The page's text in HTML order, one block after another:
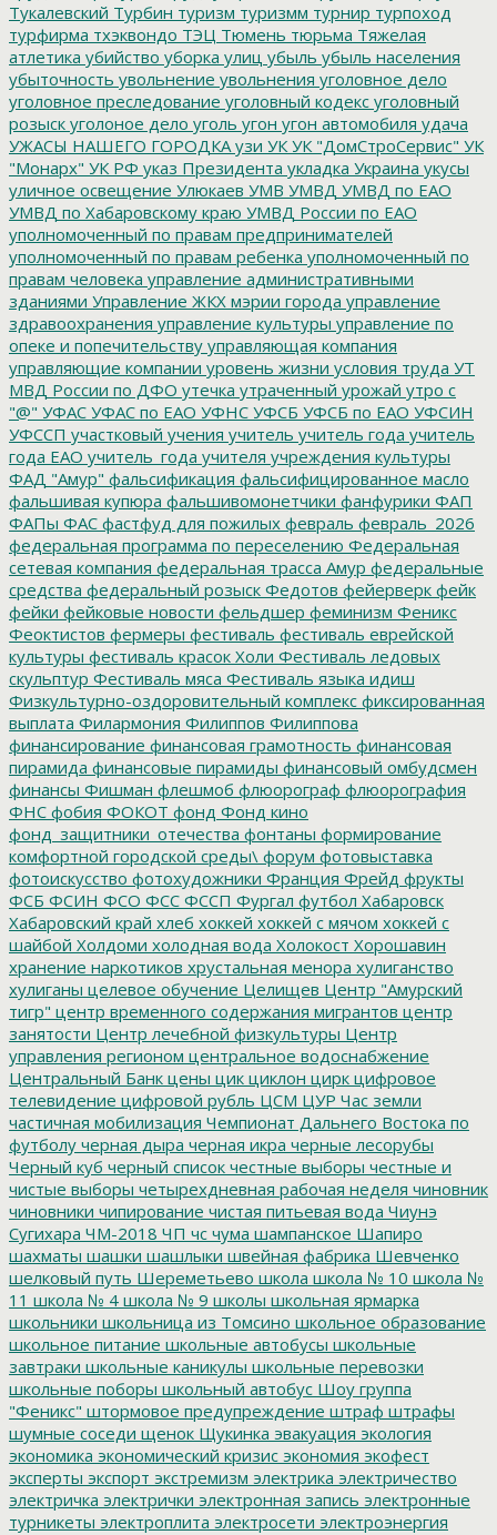
Тукалевский Турбин туризм туризмм турнир турпоход
турфирма тхэквондо ТЭЦ Тюмень тюрьма Тяжелая
атлетика убийство уборка улиц убыль убыль населения
убыточность увольнение увольнения уголовное дело
уголовное преследование уголовный кодекс уголовный
розыск уголоное дело уголь угон угон автомобиля удача
УЖАСЫ НАШЕГО ГОРОДКА узи УК УК "ДомСтроСервис" УК
"Монарх" УК РФ указ Президента укладка Украина укусы
уличное освещение Улюкаев УМВ УМВД УМВД по ЕАО
УМВД по Хабаровскому краю УМВД России по ЕАО
уполномоченный по правам предпринимателей
уполномоченный по правам ребенка уполномоченный по
правам человека управление административными
зданиями Управление ЖКХ мэрии города управление
здравоохранения управление культуры управление по
опеке и попечительству управляющая компания
управляющие компании уровень жизни условия труда УТ
МВД России по ДФО утечка утраченный урожай утро с
"@" УФАС УФАС по ЕАО УФНС УФСБ УФСБ по ЕАО УФСИН
УФССП участковый учения учитель учитель года учитель
года ЕАО учитель_года учителя учреждения культуры
ФАД "Амур" фальсификация фальсифицированное масло
фальшивая купюра фальшивомонетчики фанфурики ФАП
ФАПы ФАС фастфуд для пожилых февраль февраль_2026
федеральная программа по переселению Федеральная
сетевая компания федеральная трасса Амур федеральные
средства федеральный розыск Федотов фейерверк фейк
фейки фейковые новости фельдшер феминизм Феникс
Феоктистов фермеры фестиваль фестиваль еврейской
культуры фестиваль красок Холи Фестиваль ледовых
скульптур Фестиваль мяса Фестиваль языка идиш
Физкультурно-оздоровительный комплекс фиксированная
выплата Филармония Филиппов Филиппова
финансирование финансовая грамотность финансовая
пирамида финансовые пирамиды финансовый омбудсмен
финансы Фишман флешмоб флюорограф флюорография
ФНС фобия ФОКОТ фонд Фонд кино
фонд_защитники_отечества фонтаны формирование
комфортной городской среды\ форум фотовыставка
фотоискусство фотохудожники Франция Фрейд фрукты
ФСБ ФСИН ФСО ФСС ФССП Фургал футбол Хабаровск
Хабаровский край хлеб хоккей хоккей с мячом хоккей с
шайбой Холдоми холодная вода Холокост Хорошавин
хранение наркотиков хрустальная менора хулиганство
хулиганы целевое обучение Целищев Центр "Амурский
тигр" центр временного содержания мигрантов центр
занятости Центр лечебной физкультуры Центр
управления регионом центральное водоснабжение
Центральный Банк цены цик циклон цирк цифровое
телевидение цифровой рубль ЦСМ ЦУР Час земли
частичная мобилизация Чемпионат Дальнего Востока по
футболу черная дыра черная икра черные лесорубы
Черный куб черный список честные выборы честные и
чистые выборы четырехдневная рабочая неделя чиновник
чиновники чипирование чистая питьевая вода Чиунэ
Сугихара ЧМ-2018 ЧП чс чума шампанское Шапиро
шахматы шашки шашлыки швейная фабрика Шевченко
шелковый путь Шереметьево школа школа № 10 школа №
11 школа № 4 школа № 9 школы школьная ярмарка
школьники школьница из Томсино школьное образование
школьное питание школьные автобусы школьные
завтраки школьные каникулы школьные перевозки
школьные поборы школьный автобус Шоу группа
"Феникс" штормовое предупреждение штраф штрафы
шумные соседи щенок Щукинка эвакуация экология
экономика экономический кризис экономия экофест
эксперты экспорт экстремизм электрика электричество
электричка электрички электронная запись электронные
турникеты электроплита электросети электроэнергия